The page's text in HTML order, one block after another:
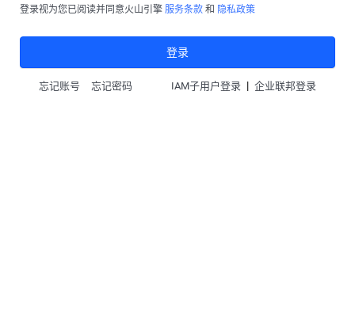
登录视为您已阅读并同意火山引擎 服务条款 和 隐私政策
登录
忘记账号 忘记密码 IAM子用户登录 | 企业联邦登录